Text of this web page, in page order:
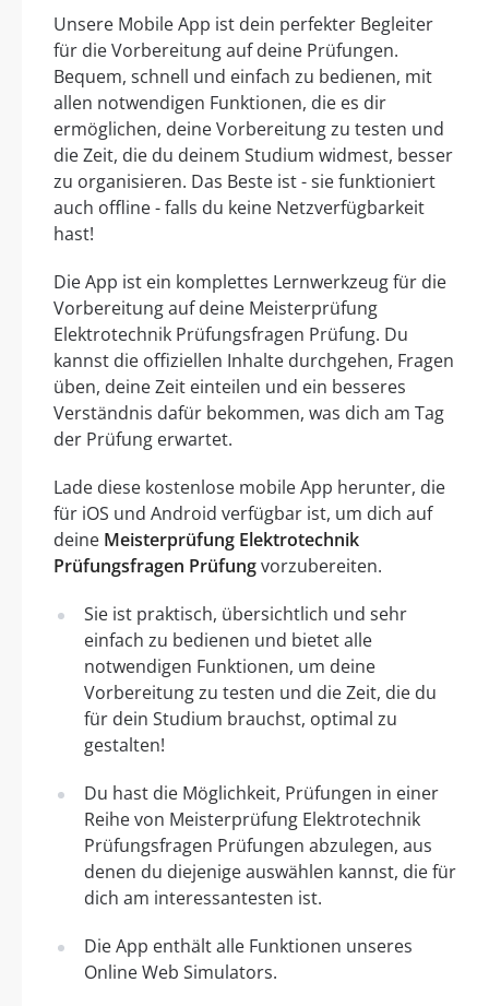
Unsere Mobile App ist dein perfekter Begleiter
für die Vorbereitung auf deine Prüfungen.
Bequem, schnell und einfach zu bedienen, mit
allen notwendigen Funktionen, die es dir
ermöglichen, deine Vorbereitung zu testen und
die Zeit, die du deinem Studium widmest, besser
zu organisieren. Das Beste ist - sie funktioniert
auch offline - falls du keine Netzverfügbarkeit
hast!
Die App ist ein komplettes Lernwerkzeug für die
Vorbereitung auf deine Meisterprüfung
Elektrotechnik Prüfungsfragen Prüfung. Du
kannst die offiziellen Inhalte durchgehen, Fragen
üben, deine Zeit einteilen und ein besseres
Verständnis dafür bekommen, was dich am Tag
der Prüfung erwartet.
Lade diese kostenlose mobile App herunter, die
für iOS und Android verfügbar ist, um dich auf
deine Meisterprüfung Elektrotechnik
Prüfungsfragen Prüfungvorzubereiten.
Sie ist praktisch, übersichtlich und sehr
einfach zu bedienen und bietet alle
notwendigen Funktionen, um deine
Vorbereitung zu testen und die Zeit, die du
für dein Studium brauchst, optimal zu
gestalten!
Du hast die Möglichkeit, Prüfungen in einer
Reihe von Meisterprüfung Elektrotechnik
Prüfungsfragen Prüfungen abzulegen, aus
denen du diejenige auswählen kannst, die für
dich am interessantesten ist.
Die App enthält alle Funktionen unseres
Online Web Simulators.